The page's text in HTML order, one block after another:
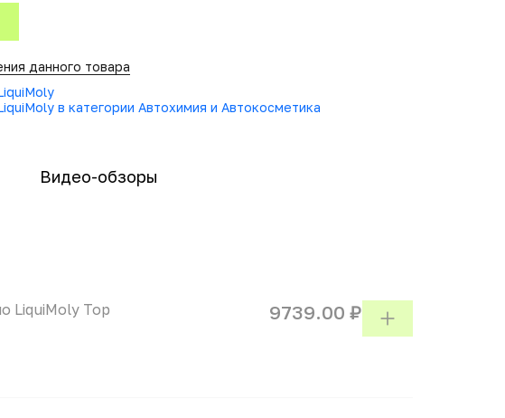
данного товара
в категории Автохимия и Автокосметика
Видео-обзоры
LiquiMoly Top
9739.00 ₽